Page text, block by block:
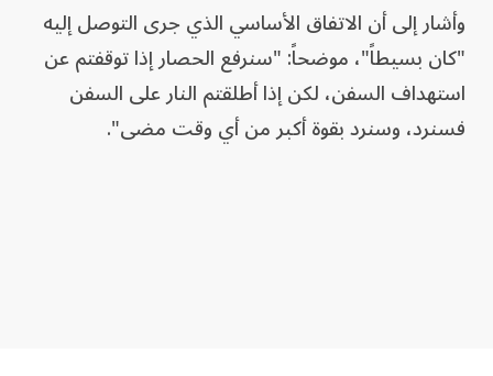
وأشار إلى أن الاتفاق الأساسي الذي جرى التوصل إليه
"كان بسيطاً"، موضحاً: "سنرفع الحصار إذا توقفتم عن
استهداف السفن، لكن إذا أطلقتم النار على السفن
فسنرد، وسنرد بقوة أكبر من أي وقت مضى".